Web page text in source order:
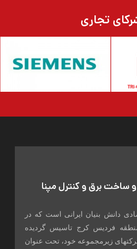
تجاری
برق و کنترل مپنا
دانش بنیان ایرانی است که در
و در منطقه فردیس کرج تاسیس گردیده
زیرمجموعه خود، تحت عنوان